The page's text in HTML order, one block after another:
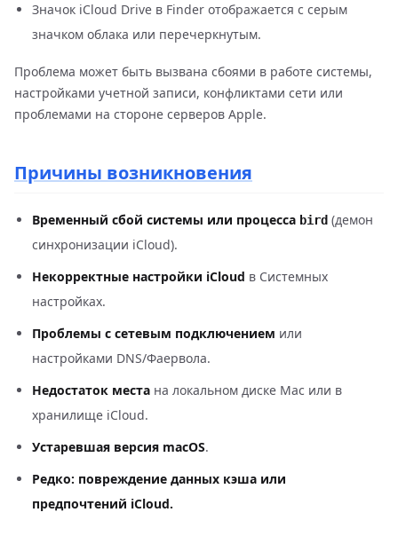
Значок iCloud Drive в Finder отображается с серым
значком облака или перечеркнутым.
Проблема может быть вызвана сбоями в работе системы,
настройками учетной записи, конфликтами сети или
проблемами на стороне серверов Apple.
Причины возникновения
Временный сбой системы или процесса bird (демон
синхронизации iCloud).
Некорректные настройки iCloud в Системных
настройках.
Проблемы с сетевым подключением или
настройками DNS/Фаервола.
Недостаток места на локальном диске Mac или в
хранилище iCloud.
Устаревшая версия macOS.
Редко: повреждение данных кэша или
предпочтений iCloud.